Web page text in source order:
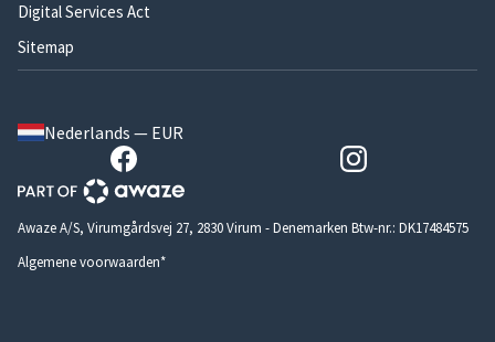
Digital Services Act
Sitemap
Nederlands — EUR
Awaze A/S, Virumgårdsvej 27, 2830 Virum - Denemarken Btw-nr.: DK17484575
Algemene voorwaarden*